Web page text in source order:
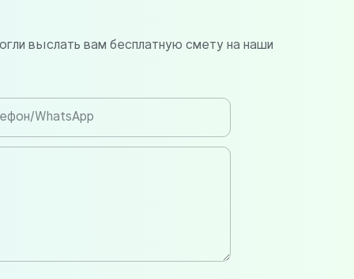
выслать вам бесплатную смету на наши
WhatsApp